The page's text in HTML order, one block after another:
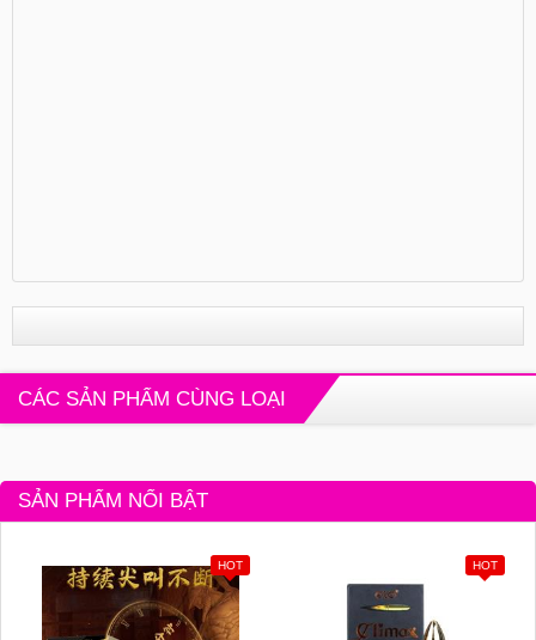
CÁC SẢN PHẨM CÙNG LOẠI
SẢN PHẨM NỔI BẬT
HOT HOT